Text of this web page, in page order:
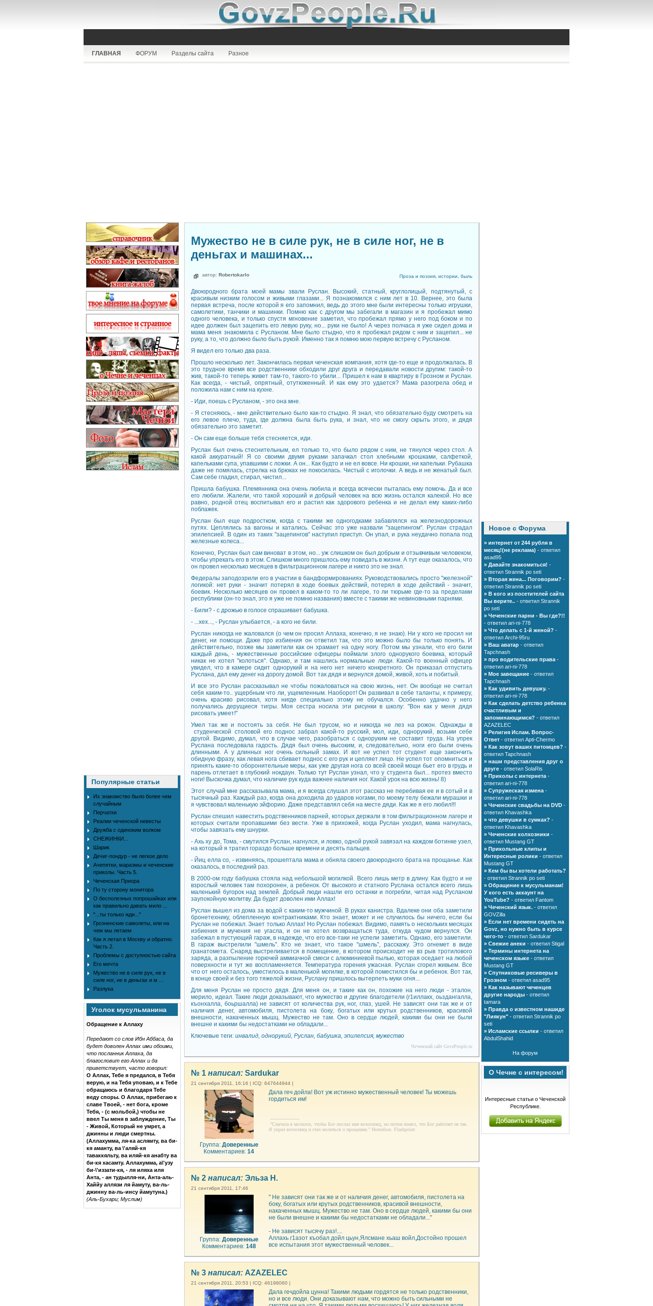
ГЛАВНАЯ ФОРУМ Разделы сайта Разное
Популярные статьи
Их знакомство было более чем
случайным
Перчатки
Реалии чеченской невесты
Дружба с одиноким волком
СНЕЖИНКИ...
Шарик
Дечиг-пондур - не легкое дело
Ачепятки, маразмы и чеченские
приколы. Часть 5.
Чеченская Приора
По ту сторону монитора
О бесполезных попрошайках или
как правильно давать мило ...
"...ты только жди..."
Грозненские самолеты, или на
чем мы летаем
Как я летал в Москву и обратно.
Часть 2.
Проблемы с доступностью сайта
Его мечта
Мужество не в силе рук, не в
силе ног, не в деньгах и м ...
Разлука
Уголок мусульманина
Обращение к Аллаху
Передают со слов Ибн Аббаса, да
будет доволен Аллах ими обоими,
что посланник Аллаха, да
благословит его Аллах и да
приветствует, часто говорил:
О Аллах, Тебе я предался, в Тебя
верую, и на Тебя уповаю, и к Тебе
обращаюсь и благодаря Тебе
веду споры. О Аллах, прибегаю к
славе Твоей, - нет бога, кроме
Тебя, - (с мольбой,) чтобы не
ввел Ты меня в заблуждение, Ты
- Живой, Который не умрет, а
джинны и люди смертны.
(Аллахумма, ля-ка аслямту, ва би-
кя аманту, ва \'аляй-кя
таваккяльту, ва иляй-кя анабту ва
би-кя хасамту. Аллахумма, а\'узу
би-\'иззати-кя, - ля иляха иля
Анта, - ан тудылля-ни, Анта-аль-
Хаййу аллязи ля йамуту, ва-ль-
джинну ва-ль-инсу йамутуна.)
(Аль-Бухари; Муслим)
Мужество не в силе рук, не в силе ног, не в
деньгах и машинах...
автор: Robertokarlo Проза и поэзия, истории, быль
Двоюродного брата моей мамы звали Руслан. Высокий, статный, круглолицый, подтянутый, с
красивым низким голосом и живыми глазами... Я познакомился с ним лет в 10. Вернее, это была
первая встреча, после которой я его запомнил, ведь до этого мне были интересны только игрушки,
самолетики, танчики и машинки. Помню как с другом мы забегали в магазин и я пробежал мимо
одного человека, и только спустя мгновение заметил, что пробежал прямо у него под боком и по
идее должен был зацепить его левую руку, но... руки не было! А через полчаса я уже сидел дома и
мама меня знакомила с Русланом. Мне было стыдно, что я пробежал рядом с ним и зацепил... не
руку, а то, что должно было быть рукой. Именно так я помню мою первую встречу с Русланом.
Я видел его только два раза.
Прошло несколько лет. Закончилась первая чеченская компания, хотя где-то еще и продолжалась. В
это трудное время все родственники обходили друг друга и передавали новости другим: такой-то
жив, такой-то теперь живет там-то, такого-то убили... Пришел к нам в квартиру в Грозном и Руслан.
Как всегда, - чистый, опрятный, отутюженный. И как ему это удается? Мама разогрела обед и
положила нам с ним на кухне.
- Иди, поешь с Русланом, - это она мне.
- Я стесняюсь, - мне действительно было как-то стыдно. Я знал, что обязательно буду смотреть на
его левое плечо, туда, где должна была быть рука, и знал, что не смогу скрыть этого, и дядя
обязательно это заметит.
- Он сам еще больше тебя стесняется, иди.
Руслан был очень стеснительным, ел только то, что было рядом с ним, не тянулся через стол. А
какой аккуратный! Я со своими двумя руками запачкал стол хлебными крошками, салфеткой,
капельками супа, упавшими с ложки. А он... Как будто и не ел вовсе. Ни крошки, ни капельки. Рубашка
даже не помялась, стрелка на брюках не покосилась. Чистый с иголочки. А ведь и не женатый был.
Сам себе гладил, стирал, чистил...
Пришла бабушка. Племянника она очень любила и всегда всячески пыталась ему помочь. Да и все
его любили. Жалели, что такой хороший и добрый человек на всю жизнь остался калекой. Но все
равно, родной отец воспитывал его и растил как здорового ребенка и не делал ему каких-либо
поблажек.
Руслан был еще подростком, когда с такими же одногодками забавлялся на железнодорожных
путях. Цеплялись за вагоны и катались. Сейчас это уже назвали "зацепингом". Руслан страдал
эпилепсией. В один из таких "зацепингов" наступил приступ. Он упал, и рука неудачно попала под
железные колеса...
Конечно, Руслан был сам виноват в этом, но... уж слишком он был добрым и отзывчивым человеком,
чтобы упрекать его в этом. Слишком много пришлось ему повидать в жизни. А тут еще оказалось, что
он провел несколько месяцев в фильтрационном лагере и никто это не знал.
Федералы заподозрили его в участии в бандформированиях. Руководствовались просто "железной"
логикой: нет руки - значит потерял в ходе боевых действий, потерял в ходе действий - значит,
бoeвик. Несколько месяцев он провел в каком-то то ли лагере, то ли тюрьме где-то за пределами
республики (он-то знал, это я уже не помню названия) вместе с такими же невиновными парнями.
- Били? - с дрожью в голосе спрашивает бабушка.
- ...хех..., - Руслан улыбается, - а кого не били.
Руслан никогда не жаловался (о чем он просил Аллаха, конечно, я не знаю). Ни у кого не просил ни
денег, ни помощи. Даже про избиения он ответил так, что это можно было бы только понять. И
действительно, позже мы заметили как он храмает на одну ногу. Потом мы узнали, что его били
каждый день, - мужественные российские офицеры поймали злого однорукого бoeвика, который
никак не хотел "колоться". Однако, и там нашлись нормальные люди. Какой-то военный офицер
увидел, что в камере сидит однорукий и на него нет ничего конкретного. Он приказал отпустить
Руслана, дал ему денег на дорогу домой. Вот так дядя и вернулся домой, живой, хоть и побитый.
И все это Руслан рассказывал не чтобы пожаловаться на свою жизнь, нет. Он вообще не считал
себя каким-то.. ущербным что ли, ущемленным. Наоборот! Он развивал в себе таланты, к примеру,
очень красиво рисовал, хотя нигде специально этому не обучался. Особенно удачно у него
получались дерущиеся тигры. Моя сестра носила эти рисунки в школу: "Вон как у меня дядя
рисовать умеет!"
Умел так же и постоять за себя. Не был трусом, но и никогда не лез на рожон. Однажды в
студенческой столовой его поднос забрал какой-то русский, мол, иди, однорукий, возьми себе
другой. Видимо, думал, что в случае чего, разобраться с одноруким не составит труда. На упрек
Руслана последовала гадость. Дядя был очень высоким, и, следовательно, ноги его были очень
длинными. А у длинных ног очень сильный замах. И вот не успел тот студент еще закончить
обидную фразу, как левая нога сбивает поднос с его рук и цепляет лицо. Не успел тот опомниться и
принять какие-то оборонительные меры, как уже другая нога со всей своей мощи бьет его в грудь и
парень отлетает в глубокий нокдаун. Только тут Руслан узнал, что у студента был... протез вместо
ноги! Выскочка думал, что наличие рук куда важнее наличия ног. Какой урок на всю жизнь! 8)
Этот случай мне рассказывала мама, и я всегда слушал этот рассказ не перебивая ее и в сотый и в
тысячный раз. Каждый раз, когда она доходила до ударов ногами, по моему телу бежали мурашки и
я чувствовал маленькую эйфорию. Даже представлял себя на месте дяди. Как же я его любил!!!
Руслан спешил навестить родственников парней, которых держали в том фильтрационном лагере и
которых считали пропавшими без вести. Уже в прихожей, когда Руслан уходил, мама нагнулась,
чтобы завязать ему шнурки.
- Ахь ху до, Тома, - смутился Руслан, нагнулся, и ловко, одной рукой завязал на каждом ботинке узел,
на который я тратил гораздо больше времени и десять пальцев.
- Йиц елла со, - извиняясь, прошептала мама и обняла своего двоюродного брата на прощанье. Как
оказалось, в последний раз.
В 2000-ом году бабушка стояла над небольшой могилкой. Всего лишь метр в длину. Как будто и не
взрослый человек там похоронен, а ребенок. От высокого и статного Руслана остался всего лишь
маленький бугорок над землей. Добрый люди нашли его останки и погребли, читая над Русланом
заупокойную молитву. Да будет доволен ими Аллах!
Руслан вышел из дома за водой с каким-то мужчиной. В руках канистра. Вдалеке они оба заметили
бронетехнику, облепленную контрактниками. Кто знает, может и не случилось бы ничего, если бы
Руслан не побежал. Знает только Аллах! Но Руслан побежал. Видимо, память о нескольких месяцах
избиения и мучения не угасла, и он не хотел возвращаться туда, откуда чудом вернулся. Он
забежал в пустующий гараж, в надежде, что его все-таки не успели заметить. Однако, его заметили.
В гараж выстрелили "шмель". Кто не знает, что такое "шмель", расскажу. Это огнемет в виде
гранатомета. Снаряд выстреливается в помещение, в котором происходит не вз рыв тротилового
заряда, а разпыление горючей аммиачной смеси с алюминиевой пылью, которая оседает на любой
поверхности и тут же воспламеняется. Температура горения ужасная. Руслан сгорел живьем. Все
что от него осталось, уместилось в маленькой могилке, в которой поместился бы и ребенок. Вот так,
в конце своей и без того тяжелой жизни, Руслану пришлось вытерпеть муки огня...
Для меня Руслан не просто дядя. Для меня он, и такие как он, похожие на него люди - эталон,
мерило, идеал. Такие люди доказывают, что мужество и другие благодетели (г1иллакх, оьздангалла,
къонхалла, боьршалла) не зависят от количества рук, ног, глаз, ушей. Не зависят они так же и от
наличия денег, автомобиля, пистолета на боку, богатых или крутых родственников, красивой
внешности, накаченных мышц. Мужество не там. Оно в сердце людей, какими бы они не были
внешне и какими бы недостатками не обладали...
Ключевые теги: инвалид, однорукий, Руслан, бабушка, эпилепсия, мужество
Чеченский сайт GovzPeople.ru
№ 1 написал: Sardukar
21 сентября 2011, 16:16 | ICQ: 647644944 |
Группа: Доверенные
Комментариев: 14
Дала геч дойла! Вот уж истинно мужественный человек! Ты можешь
гордиться им!
--------------------
"Сначала я молился, чтобы Бог послал мне велосипед, но потом понял, что Бог работает не так.
Я украл велосипед и стал молиться о прощении." Homelion. Flashpoint
№ 2 написал: Эльза Н.
21 сентября 2011, 17:46
Группа: Доверенные
Комментариев: 148
" Не зависят они так же и от наличия денег, автомобиля, пистолета на
боку, богатых или крутых родственников, красивой внешности,
накаченных мышц. Мужество не там. Оно в сердце людей, какими бы они
не были внешне и какими бы недостатками не обладали..."
- Не зависят тысячу раз!....
Аллахь г1азот къобал дойл цьун,Ялсмане хьаш войл,Достойно прошел
все испытания этот мужественный человек...
№ 3 написал: AZAZELEC
21 сентября 2011, 20:53 | ICQ: 46198060 |
Дала гечдойла цунна! Такими людьми гордятся не только родственники,
но и все люди. Они доказывают нам, что можно быть сильными не
Новое с Форума
» интернет от 244 рубля в
месяц!(не реклама) - ответил
asad95
» Давайте знакомиться! -
ответил Strannik po seti
» Вторая жена... Поговорим? -
ответил Strannik po seti
» В кого из посетителей сайта
Вы верите.. - ответил Strannik
po seti
» Чеченские парни - Вы где?!!
- ответил ari-ni-778
» Что делать с 1-й женой? -
ответил Archi-95ru
» Ваш аватар - ответил
Tapchnash
» про водительские права -
ответил ari-ni-778
» Мое завещание - ответил
Tapchnash
» Как удивить девушку. -
ответил ari-ni-778
» Как сделать детство ребенка
счастливым и
запоминающимся? - ответил
AZAZELEC
» Религия Ислам. Вопрос-
Ответ - ответил Apti-Chermo
» Как зовут ваших питомцев? -
ответил Tapchnash
» наши представления друг о
друге - ответил SolaRis
» Приколы с интернета -
ответил ari-ni-778
» Супружеская измена -
ответил ari-ni-778
» Чеченские свадьбы на DVD -
ответил Khavashka
» что девушки в сумках? -
ответил Khavashka
» Чеченские колхозники -
ответил Mustang GT
» Прикольные клипы и
Интересные ролики - ответил
Mustang GT
» Кем бы вы хотели работать?
- ответил Strannik po seti
» Обращение к мусульманам!
У кого есть аккаунт на
YouTube? - ответил Fantom
» Чеченский язык. - ответил
GOVZilla
» Если нет времени сидеть на
Govz, но нужно быть в курсе
чего-то - ответил Sardukar
» Свежие анеки - ответил Stigal
» Термины интернета на
чеченском языке - ответил
Mustang GT
» Спутниковые ресиверы в
Грозном - ответил asad95
» Как называют чеченцев
другие народы - ответил
tamara
» Правда о известном нашиде
"Лиякун" - ответил Strannik po
seti
» Исламские ссылки - ответил
AbdulShahid
На форум
О Чечне с интересом!
Интересные статьи о Чеченской
Республике.